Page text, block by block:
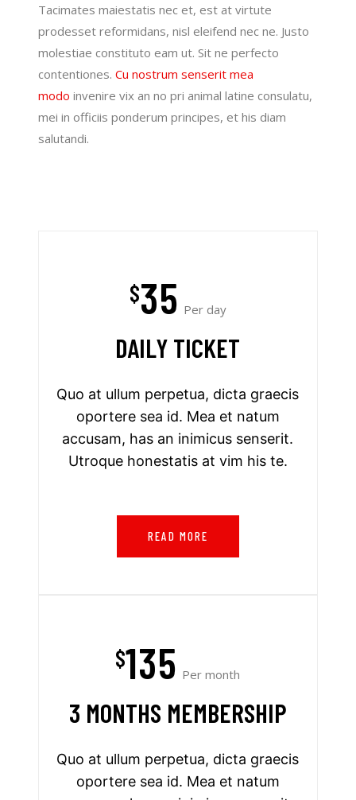
Tacimates maiestatis nec et, est at virtute
prodesset reformidans, nisl eleifend nec ne. Justo
molestiae constituto eam ut. Sit ne perfecto
contentiones.Cu nostrum senserit mea
modo invenire vix an no pri animal latine consulatu,
mei in officiis ponderum principes, et his diam
salutandi.
$35 Per day
DAILY TICKET
Quo at ullum perpetua, dicta graecis
oportere sea id. Mea et natum
accusam, has an inimicus senserit.
Utroque honestatis at vim his te.
READ MORE
$135 Per month
3 MONTHS MEMBERSHIP
Quo at ullum perpetua, dicta graecis
oportere sea id. Mea et natum